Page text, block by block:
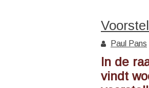
Paul Pans
In de
vindt